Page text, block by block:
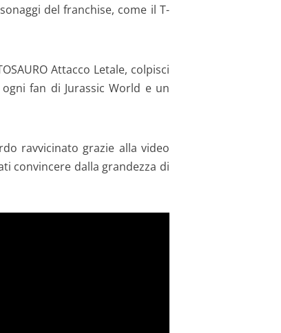
del franchise, come il T-
Attacco Letale, colpisci
fan di Jurassic World e un
ravvicinato grazie alla video
convincere dalla grandezza di